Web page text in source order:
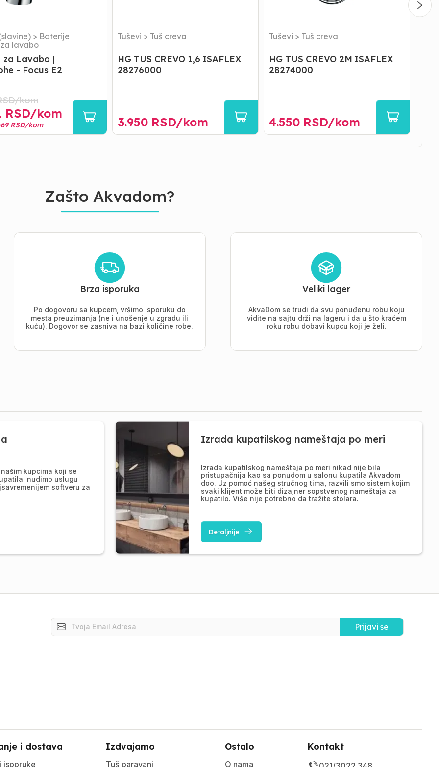
> Baterije
lavabo
za Lavabo |
- Focus E2
kom
RSD/kom
RSD/kom
Tuševi > Tuš creva
HG TUS CREVO 1,6 ISAFLEX
28276000
3.950 RSD/kom
Tuševi > Tuš creva
HG TUS CREVO 2M ISAFLEX
28274000
4.550 RSD/kom
Zašto Akvadom?
Brza isporuka
Po dogovoru sa kupcem, vršimo isporuku do
mesta preuzimanja (ne i unošenje u zgradu ili
kuću). Dogovor se zasniva na bazi količine robe.
Veliki lager
AkvaDom se trudi da svu ponuđenu robu koju
vidite na sajtu drži na lageru i da u što kraćem
roku robu dobavi kupcu koji je želi.
kupcima koji se
nudimo uslugu
softveru za
Izrada kupatilskog nameštaja po meri
Izrada kupatilskog nameštaja po meri nikad nije bila
pristupačnija kao sa ponudom u salonu kupatila Akvadom
doo. Uz pomoć našeg stručnog tima, razvili smo sistem kojim
svaki klijent može biti dizajner sopstvenog nameštaja za
kupatilo. Više nije potrebno da tražite stolara.
Detaljnije
Prijavi se
i dostava
isporuke
Izdvajamo
Tuš paravani
Ostalo
O nama
Kontakt